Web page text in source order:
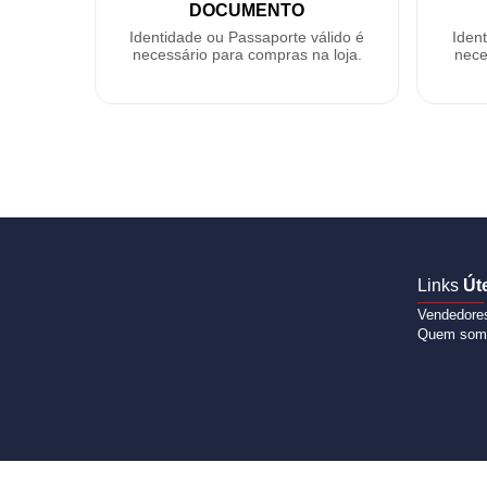
DOCUMENTO
Identidade ou Passaporte válido é
necessário para compras na loja.
Links
Quem